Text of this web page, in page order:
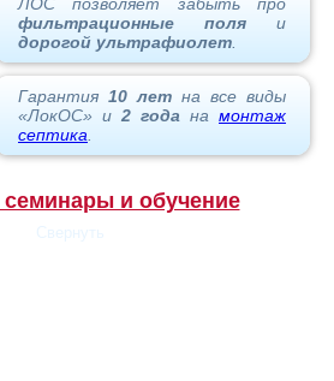
фильтрационные поля и
дорогой ультрафиолет
Гарантия 10 лет на все виды
«ЛокОС» и 2 года на монтаж
септика
семинары и обучение